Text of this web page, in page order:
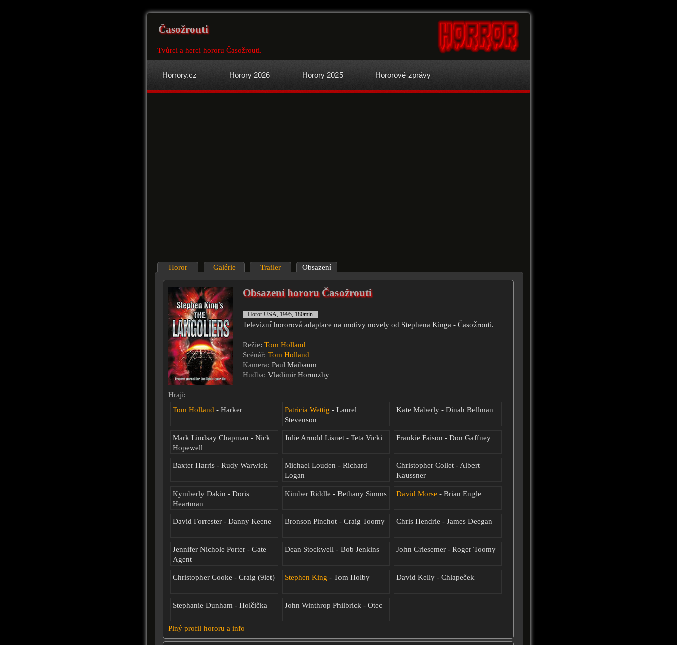
Časožrouti
Tvůrci a herci hororu Časožrouti.
Horrory.cz Horory 2026 Horory 2025 Hororové zprávy
Horor Galérie Trailer Obsazení
Obsazení hororu Časožrouti
Horor USA, 1995, 180min
Televizní hororová adaptace na motivy novely od Stephena Kinga - Časožrouti.
Režie: Tom Holland
Scénář: Tom Holland
Kamera: Paul Maibaum
Hudba: Vladimir Horunzhy
Hrají:
Tom Holland - Harker Patricia Wettig - Laurel
Stevenson
Kate Maberly - Dinah Bellman
Mark Lindsay Chapman - Nick
Hopewell
Julie Arnold Lisnet - Teta Vicki Frankie Faison - Don Gaffney
Baxter Harris - Rudy Warwick
Michael Louden - Richard
Logan
Christopher Collet - Albert
Kaussner
Kymberly Dakin - Doris
Heartman
Kimber Riddle - Bethany Simms David Morse - Brian Engle
David Forrester - Danny Keene Bronson Pinchot - Craig Toomy Chris Hendrie - James Deegan
Jennifer Nichole Porter - Gate
Agent
Dean Stockwell - Bob Jenkins John Griesemer - Roger Toomy
Christopher Cooke - Craig (9let) Stephen King - Tom Holby David Kelly - Chlapeček
Stephanie Dunham - Holčička John Winthrop Philbrick - Otec
Plný profil hororu a info